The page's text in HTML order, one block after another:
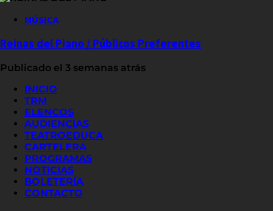
MÚSICA
Reinas del Piano / Públicos Preferentes
Publicado el 3 semanas atrás
INICIO
TRM
ELENCOS
AUDIENCIAS
TEATROEDUCA
CARTELERA
PROGRAMAS
NOTICIAS
BOLETERÍA
CONTACTO